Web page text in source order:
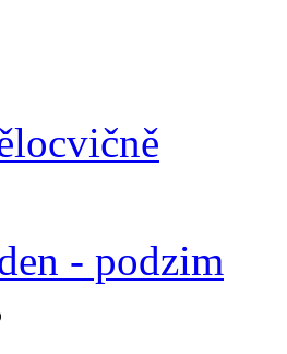
- podzim